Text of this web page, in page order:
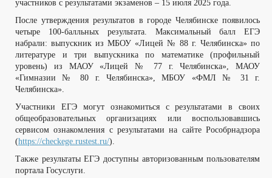
участников с результатами экзаменов – 15 июля 2025 года.
После утверждения результатов в городе Челябинске появилось
четыре 100-балльных результата. Максимальный балл ЕГЭ
набрали: выпускник из МБОУ «Лицей № 88 г. Челябинска» по
литературе и три выпускника по математике (профильный
уровень) из МАОУ «Лицей № 77 г. Челябинска», МАОУ
«Гимназии № 80 г. Челябинска», МБОУ «ФМЛ № 31 г.
Челябинска».
Участники ЕГЭ могут ознакомиться с результатами в своих
общеобразовательных организациях или воспользовавшись
сервисом ознакомления с результатами на сайте Рособрнадзора
(https://checkege.rustest.ru/).
Также результаты ЕГЭ доступны авторизованным пользователям
портала Госуслуги.